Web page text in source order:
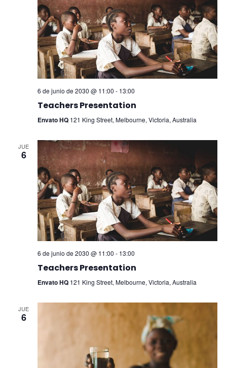
6 de junio de 2030 @ 11:00 - 13:00
Teachers Presentation
Envato HQ 121 King Street, Melbourne, Victoria, Australia
JUE
6
6 de junio de 2030 @ 11:00 - 13:00
Teachers Presentation
Envato HQ 121 King Street, Melbourne, Victoria, Australia
JUE
6